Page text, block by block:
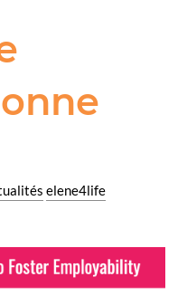
elene4life